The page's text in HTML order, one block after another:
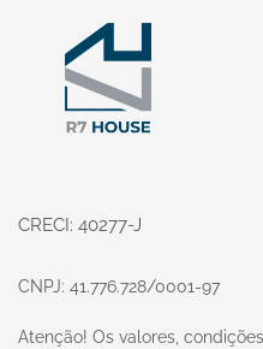
CRECI: 40277-J
CNPJ: 41.776.728/0001-97
Atenção! Os valores,